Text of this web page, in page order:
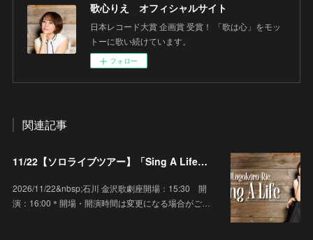
歌心りえ オフィシャルサイト
日本レコード大賞 企画賞 受賞！ 「歌は心」をモッ
トーに歌い続けています。
フォロー
関連記事
11/22【ソロライブツアー】「Sing A Life」石川 金沢歌劇座
2026/11/22&nbsp;石川 金沢歌劇座開場：15:30 開
演：16:00＊開場・開演時間は変更になる場合がご…